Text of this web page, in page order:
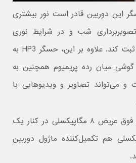
این دوربین قادر است نور بیشتری
شب و در شرایط نوری
نامساعد، تصاویر بهتری ثبت کند. علاوه بر این، حسگر HP3 به
گوشی میان رده پریمیوم همچنین به
و می‌تواند تصاویر و ویدیوهایی با
علاوه بر این، یک حسگر فوق عریض ۸ مگاپیکسلی در کنار یک
ماکروی ۲ مگاپیکسلی هم تکمیل‌کننده ماژول دوربین